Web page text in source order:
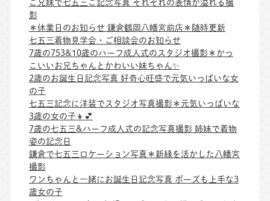
ご兄妹で七五三ご記念写真 それぞれの表情が溢れる撮
影
＊休業日のお知らせ 鎌倉鶴岡八幡宮前店＊随時更新
七五三着物見学会・ご相談会のお知らせ
7歳の753&10歳のハーフ成人式のスタジオ撮影＊かっ
こいいお兄ちゃんとかわいい妹ちゃん✨
2歳のお誕生日記念写真 好奇心旺盛で元気いっぱいな女
の子
七五三記念に洋装でスタジオ写真撮影＊元気いっぱいな
3歳の女の子👧💕
7歳の七五三&ハーフ成人式の記念写真撮影 姉妹で着物
姿の記念日
鎌倉で七五三ロケーション写真＊新緑を活かした八幡宮
撮影
ワンちゃんと一緒にお誕生日記念写真 ポーズも上手な3
歳女の子